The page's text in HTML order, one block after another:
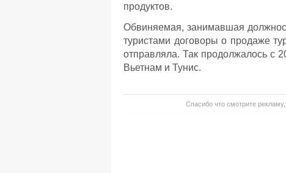
продуктов.
Обвиняемая, занимавшая
туристами договоры о продаже
отправляла. Так продолжалось с
Вьетнам и Тунис.
Спасибо что смотрите